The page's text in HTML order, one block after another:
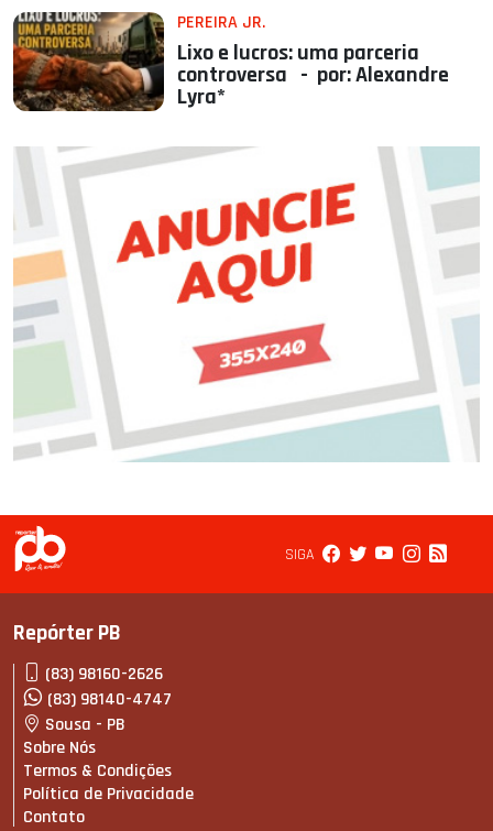
PEREIRA JR.
Lixo e lucros: uma parceria
controversa - por: Alexandre
Lyra*
SIGA
Repórter PB
(83) 98160-2626
(83) 98140-4747
Sousa - PB
Sobre Nós
Termos & Condições
Política de Privacidade
Contato